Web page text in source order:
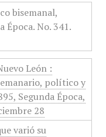
León :
político y
Segunda Época,
28
varió su